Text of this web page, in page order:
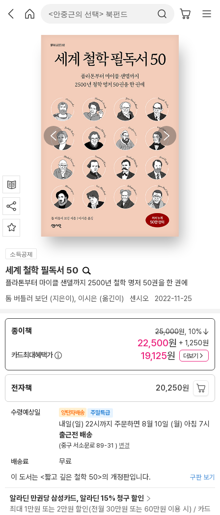
소득공제
세계 철학 필독서 50
플라톤부터 마이클 샌델까지 2500년 철학 명저 50권을 한 권에
톰 버틀러 보던 (지은이), 이시은 (옮긴이) 센시오 2022-11-25
종이책 25,000원, 10%
22,500원 + 1,250원
카드최대혜택가
19,125원 더보기
전자책 20,250원
수령예상일 양탄자배송 주말특급
내일(일) 22시까지 주문하면 8월 10일 (월) 아침 7시
출근전 배송
(중구 서소문로 89-31 ) 변경
배송료
무료
이 도서는 <짧고 깊은 철학 50>의 개정판입니다. 구판 보기
알라딘 만권당 삼성카드, 알라딘 15% 청구 할인
최대 1만원 또는 2만원 할인(전월 30만원 또는 60만원 이용 시) / 카드